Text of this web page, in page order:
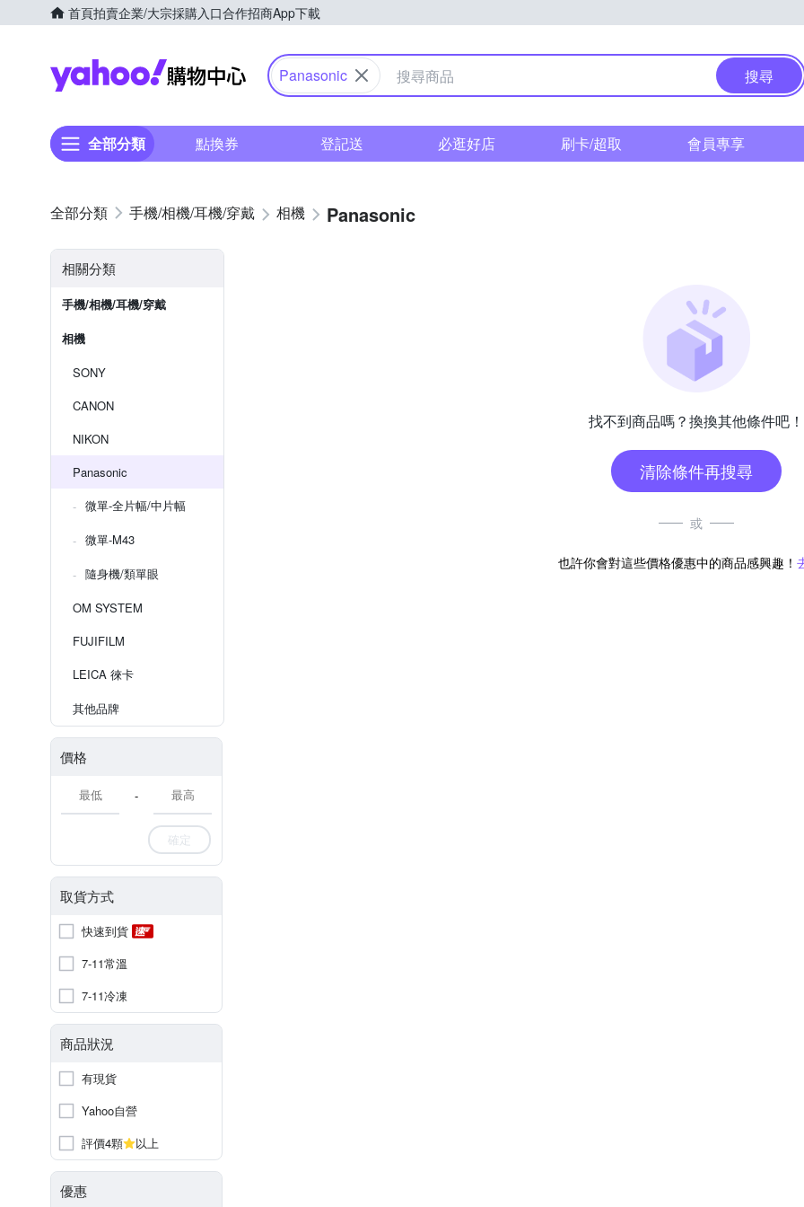
首頁拍賣企業/大宗採購入口合作招商App下載
Yahoo購物中心
Panasonic 搜尋
全部分類 點換券 登記送 必逛好店 刷卡/超取 會員專享
手機/相機/耳機/穿戴 相機 Panasonic
相關分類
手機/相機/耳機/穿戴
相機
SONY
CANON
NIKON
Panasonic
微單-全片幅/中片幅
微單-M43
隨身機/類單眼
OM SYSTEM
FUJIFILM
LEICA 徠卡
其他品牌
價格
-
確定
取貨方式
快速到貨
7-11常溫
7-11冷凍
商品狀況
有現貨
Yahoo自營
評價4顆
以上
優惠
找不到商品嗎？換換其他條件吧！
清除條件再搜尋
或
也許你會對這些價格優惠中的商品感興趣！